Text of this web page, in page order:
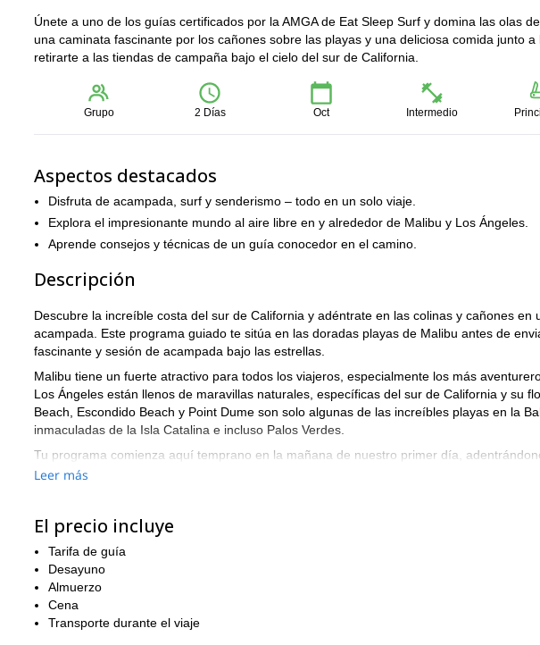
Únete a uno de los guías certificados por la AMGA de Eat Sleep Surf y domina las olas
una caminata fascinante por los cañones sobre las playas y una deliciosa comida junto
retirarte a las tiendas de campaña bajo el cielo del sur de California.
Grupo 2 Días Oct Intermedio
Aspectos destacados
Disfruta de acampada, surf y senderismo – todo en un solo viaje.
Explora el impresionante mundo al aire libre en y alrededor de Malibu y Los Ángeles.
Aprende consejos y técnicas de un guía conocedor en el camino.
Descripción
Descubre la increíble costa del sur de California y adéntrate en las colinas y cañones
acampada. Este programa guiado te sitúa en las doradas playas de Malibu antes de
fascinante y sesión de acampada bajo las estrellas.
Malibu tiene un fuerte atractivo para todos los viajeros, especialmente los más
Los Ángeles están llenos de maravillas naturales, específicas del sur de California y su
Beach, Escondido Beach y Point Dume son solo algunas de las increíbles playas en la
inmaculadas de la Isla Catalina e incluso Palos Verdes.
Tu programa comienza aquí temprano en la mañana de nuestro primer día,
mejores condiciones de surf en las mejores áreas. Antes de siquiera entrar al agua, nos
Esta caminata de tres horas por los acantilados y barrancos sobre la costa ofrece aún
de Santa Mónica, verás una salvaje amalgama de vida silvestre inusual. El chaparral y
amantes de las plantas a medida que caminas por senderos por una hora de aventura
Finalizando nuestra tarde en nuestro campamento, compartiremos historias de nuestro
antes de regresar a nuestras tiendas bajo el cielo abierto de California. Volviendo a la
enfrentarnos a las olas, montando hacia el Pacífico y dándote la oportunidad de poner
Leer más
El precio incluye
Tarifa de guía
Desayuno
Almuerzo
Cena
Transporte durante el viaje